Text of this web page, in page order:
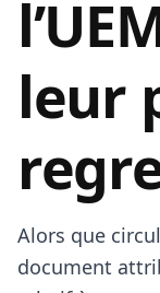
leur
Alors que
document